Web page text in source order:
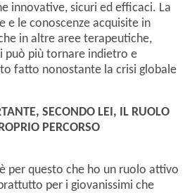
innovative, sicuri ed efficaci. La
e le conoscenze acquisite in
in altre aree terapeutiche,
può più tornare indietro e
fatto nonostante la crisi globale
SECONDO LEI, IL RUOLO
PERCORSO
per questo che ho un ruolo attivo
per i giovanissimi che